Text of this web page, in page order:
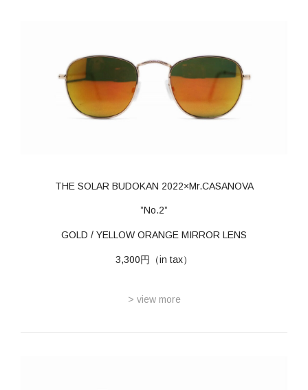
THE SOLAR BUDOKAN 2022×Mr.CASANOVA
”No.2”
GOLD / YELLOW ORANGE MIRROR LENS
3,300円（in tax）
> view more